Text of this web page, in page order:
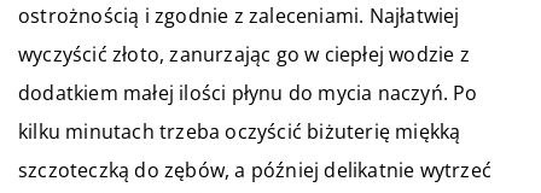
ostrożnością i zgodnie z zaleceniami. Najłatwiej
wyczyścić złoto, zanurzając go w ciepłej wodzie z
dodatkiem małej ilości płynu do mycia naczyń. Po
kilku minutach trzeba oczyścić biżuterię miękką
szczoteczką do zębów, a później delikatnie wytrzeć